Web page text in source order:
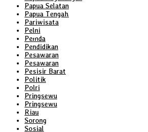
Papua Selatan
Papua Tengah
Pariwisata
Pelni
Pemda
Pendidikan
Pesawaran
Pesawaran
Pesisir Barat
Politik
Polri
Pringsewu
Pringsewu
Riau
Sorong
Sosial